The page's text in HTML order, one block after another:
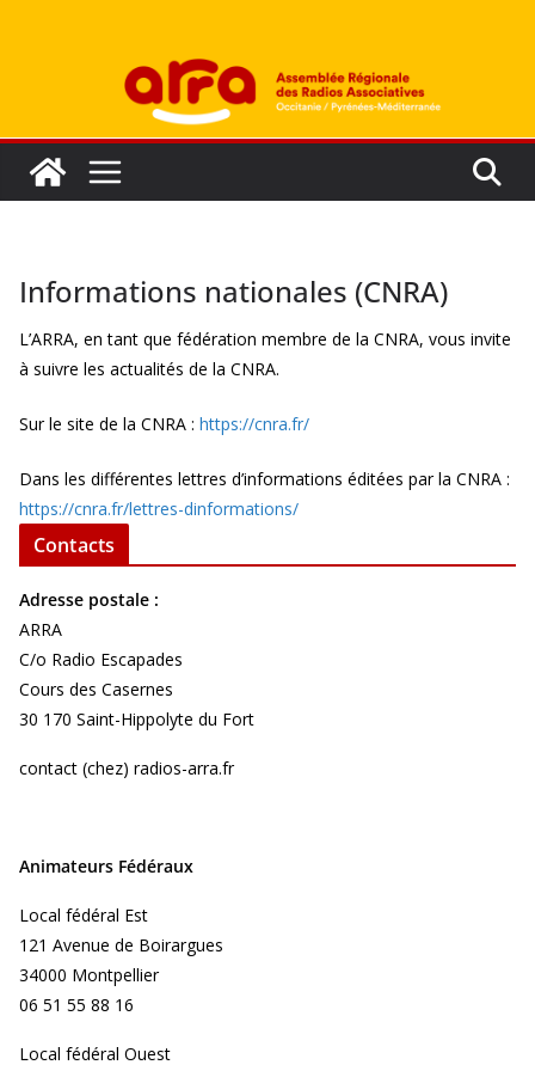
Informations nationales (CNRA)
L’ARRA, en tant que fédération membre de la CNRA, vous invite
à suivre les actualités de la CNRA.
Sur le site de la CNRA : https://cnra.fr/
Dans les différentes lettres d’informations éditées par la CNRA :
https://cnra.fr/lettres-dinformations/
Contacts
Adresse postale :
ARRA
C/o Radio Escapades
Cours des Casernes
30 170 Saint-Hippolyte du Fort
contact (chez) radios-arra.fr
Animateurs Fédéraux
Local fédéral Est
121 Avenue de Boirargues
34000 Montpellier
06 51 55 88 16
Local fédéral Ouest